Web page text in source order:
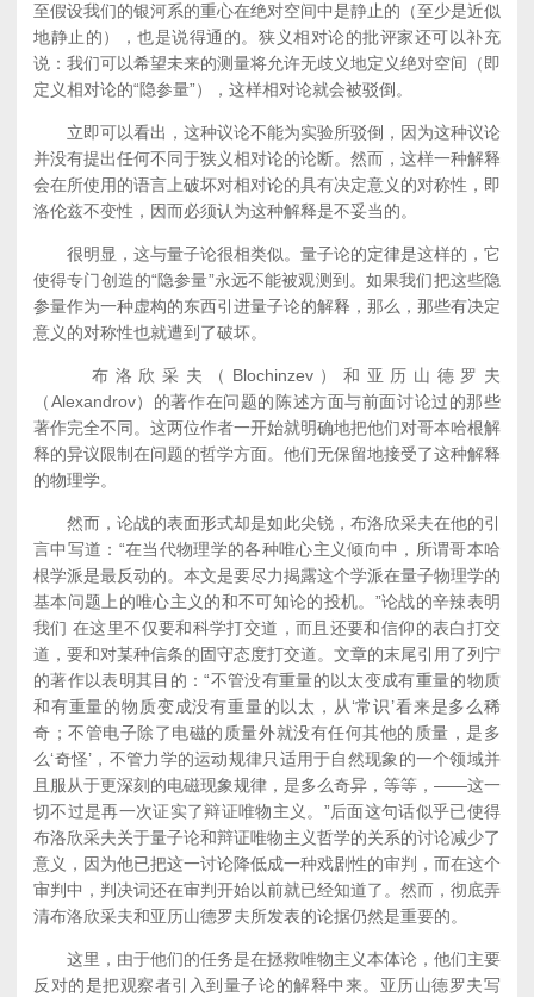
至假设我们的银河系的重心在绝对空间中是静止的（至少是近似
地静止的），也是说得通的。狭义相对论的批评家还可以补充
说：我们可以希望未来的测量将允许无歧义地定义绝对空间（即
定义相对论的“隐参量”），这样相对论就会被驳倒。
立即可以看出，这种议论不能为实验所驳倒，因为这种议论
并没有提出任何不同于狭义相对论的论断。然而，这样一种解释
会在所使用的语言上破坏对相对论的具有决定意义的对称性，即
洛伦兹不变性，因而必须认为这种解释是不妥当的。
很明显，这与量子论很相类似。量子论的定律是这样的，它
使得专门创造的“隐参量”永远不能被观测到。如果我们把这些隐
参量作为一种虚构的东西引进量子论的解释，那么，那些有决定
意义的对称性也就遭到了破坏。
布洛欣采夫（Blochinzev）和亚历山德罗夫
（Alexandrov）的著作在问题的陈述方面与前面讨论过的那些
著作完全不同。这两位作者一开始就明确地把他们对哥本哈根解
释的异议限制在问题的哲学方面。他们无保留地接受了这种解释
的物理学。
然而，论战的表面形式却是如此尖锐，布洛欣采夫在他的引
言中写道：“在当代物理学的各种唯心主义倾向中，所谓哥本哈
根学派是最反动的。本文是要尽力揭露这个学派在量子物理学的
基本问题上的唯心主义的和不可知论的投机。”论战的辛辣表明
我们 在这里不仅要和科学打交道，而且还要和信仰的表白打交
道，要和对某种信条的固守态度打交道。文章的末尾引用了列宁
的著作以表明其目的：“不管没有重量的以太变成有重量的物质
和有重量的物质变成没有重量的以太，从‘常识’看来是多么稀
奇；不管电子除了电磁的质量外就没有任何其他的质量，是多
么‘奇怪’，不管力学的运动规律只适用于自然现象的一个领域并
且服从于更深刻的电磁现象规律，是多么奇异，等等，——这一
切不过是再一次证实了辩证唯物主义。”后面这句话似乎已使得
布洛欣采夫关于量子论和辩证唯物主义哲学的关系的讨论减少了
意义，因为他已把这一讨论降低成一种戏剧性的审判，而在这个
审判中，判决词还在审判开始以前就已经知道了。然而，彻底弄
清布洛欣采夫和亚历山德罗夫所发表的论据仍然是重要的。
这里，由于他们的任务是在拯救唯物主义本体论，他们主要
反对的是把观察者引入到量子论的解释中来。亚历山德罗夫写